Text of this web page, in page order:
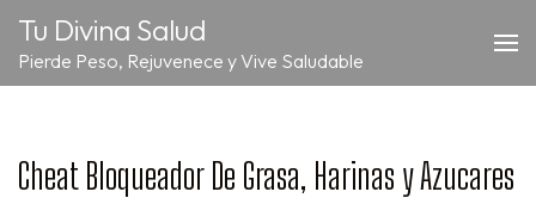
contenido
(presiona
Intro)
Tu Divina Salud
Pierde Peso, Rejuvenece y Vive Saludable
Cheat Bloqueador De Grasa, Harinas y Azucares